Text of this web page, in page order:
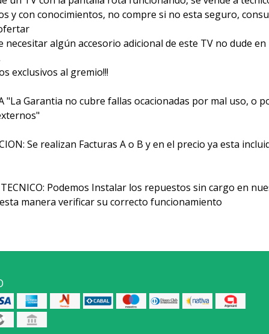
y con conocimientos, no compre si no esta seguro,
necesitar algún accesorio adicional de este TV no dude en
exclusivos al gremio!!!
"La Garantia no cubre fallas ocacionadas por mal uso, o
Se realizan Facturas A o B y en el precio ya esta
TECNICO: Podemos Instalar los repuestos sin cargo en
manera verificar su correcto funcionamiento